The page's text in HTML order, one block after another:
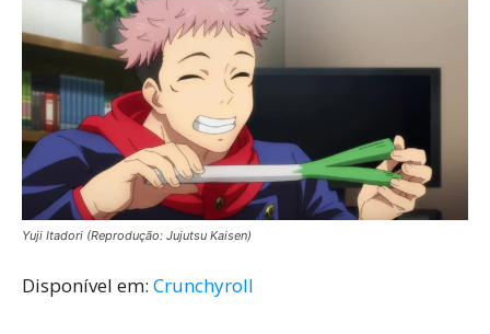
Yuji Itadori (Reprodução: Jujutsu Kaisen)
Disponível em: Crunchyroll